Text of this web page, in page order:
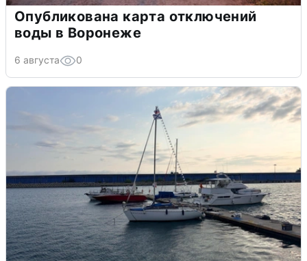
Опубликована карта отключений
воды в Воронеже
6 августа 0